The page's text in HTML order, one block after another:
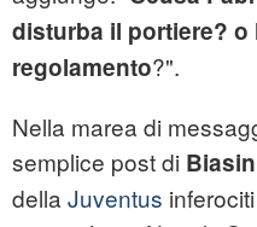
disturba il portiere?
regolamento?".
Nella marea di
semplice post di Biasin
della Juventus